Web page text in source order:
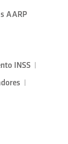
AARP
INSS